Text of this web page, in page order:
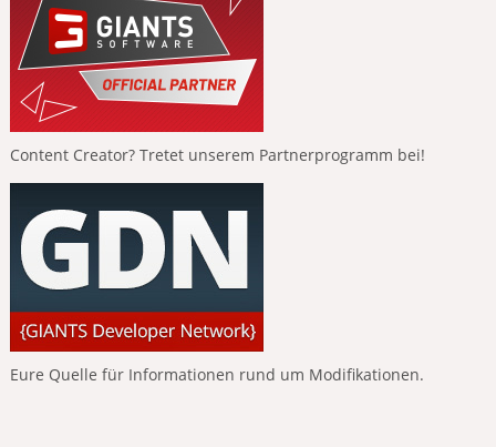
Content Creator? Tretet unserem Partnerprogramm bei!
Eure Quelle für Informationen rund um Modifikationen.